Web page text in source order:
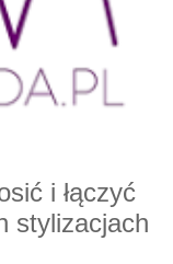
i łączyć
stylizacjach